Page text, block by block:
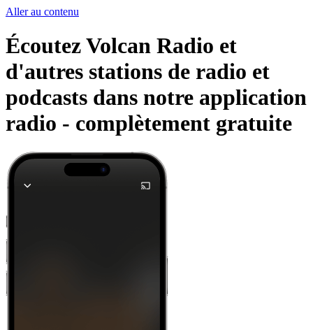
Aller au contenu
Écoutez Volcan Radio et
d'autres stations de radio et
podcasts dans notre application
radio - complètement gratuite